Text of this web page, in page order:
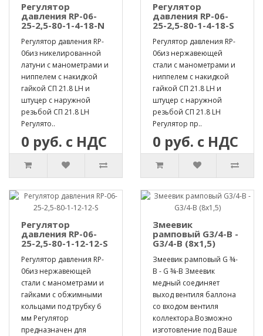
Регулятор
давления RP-06-
25-2,5-80-1-4-18-N
Регулятор давления RP-
06из никелированной
латуни с манометрами и
ниппелем с накидкой
гайкой СП 21.8 LH и
штуцер с наружной
резьбой СП 21.8 LH
Регулято..
0 руб. с НДС
Регулятор
давления RP-06-
25-2,5-80-1-4-18-S
Регулятор давления RP-
06из нержавеющей
стали с манометрами и
ниппелем с накидкой
гайкой СП 21.8 LH и
штуцер с наружной
резьбой СП 21.8 LH
Регулятор пр..
0 руб. с НДС
Регулятор
давления RP-06-
25-2,5-80-1-12-12-S
Регулятор давления RP-
06из нержавеющей
стали с манометрами и
гайками с обжимными
кольцами под трубку 6
мм Регулятор
предназначен для
Змеевик
рамповый G3/4-B -
G3/4-B (8х1,5)
Змеевик рамповый G ¾-
B - G ¾-B Змеевик
медный соединяет
выход вентиля баллона
со входом вентиля
коллектора.Возможно
изготовление под Ваше